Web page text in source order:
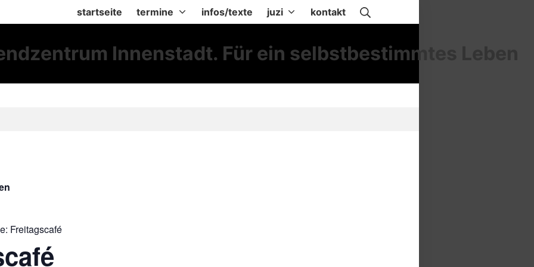
startseite termine infos/texte juzi kontakt
Freitagscafé